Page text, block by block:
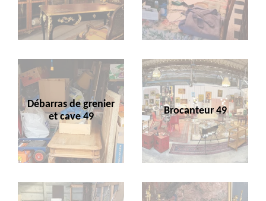
Débarras de grenier
et cave 49
Brocanteur 49